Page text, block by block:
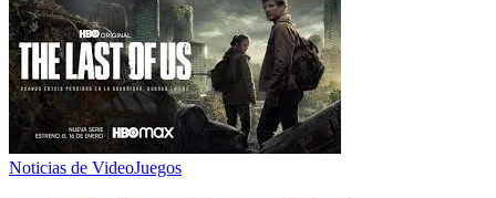
Noticias de VideoJuegos